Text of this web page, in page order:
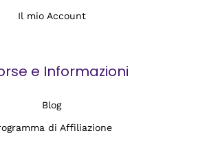
Il mio Account
e Informazioni
Blog
di Affiliazione